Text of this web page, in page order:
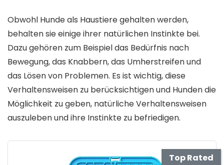
Obwohl Hunde als Haustiere gehalten werden,
behalten sie einige ihrer natürlichen Instinkte bei.
Dazu gehören zum Beispiel das Bedürfnis nach
Bewegung, das Knabbern, das Umherstreifen und
das Lösen von Problemen. Es ist wichtig, diese
Verhaltensweisen zu berücksichtigen und Hunden die
Möglichkeit zu geben, natürliche Verhaltensweisen
auszuleben und ihre Instinkte zu befriedigen.
Top Rated